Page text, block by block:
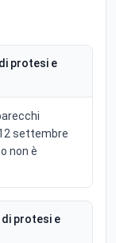
protesi e
settembre
non è
protesi e